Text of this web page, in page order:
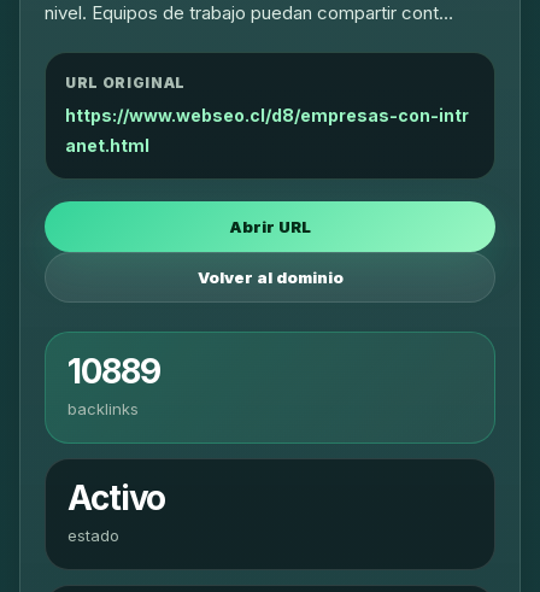
nivel. Equipos de trabajo puedan compartir cont…
URL ORIGINAL
https://www.webseo.cl/d8/empresas-con-intr
anet.html
Abrir URL
Volver al dominio
10889
backlinks
Activo
estado